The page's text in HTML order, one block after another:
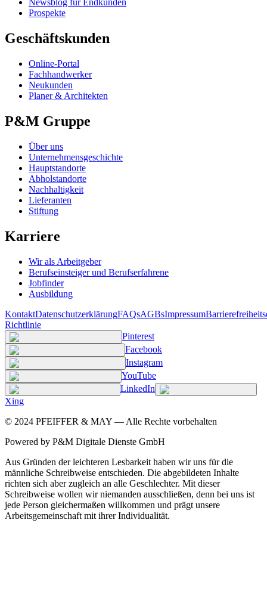
Newsblog für Endkunden
Prospekte
Geschäftskunden
Online-Portal
Fachhandwerker
Neukunden
Planer & Architekten
P&M Gruppe
Über uns
Unternehmensgeschichte
Hauptstandorte
Abholstandorte
Nachhaltigkeit
Lieferanten
Stiftung
Karriere
Wir als Arbeitgeber
Berufseinsteiger und Berufserfahrene
Jobfinder
Ausbildung
KontaktDatenschutzerklärungFAQsAGBsImpressum
Richtlinie
Pinterest
Facebook
Instagram
YouTube
LinkedIn
Xing
© 2024 PFEIFFER & MAY — Alle Rechte vorbehalten
Powered by P&M Digitale Dienste GmbH
Aus Gründen der leichteren Lesbarkeit haben wir uns für die
männliche Schreibweise entschieden. Die abgebildeten Inhalte
richten sich aber zugleich an alle Geschlechter. Mit dieser
Schreibweise wollen wir niemanden ausschließen, denn bei uns ist
jede Person gleichermaßen willkommen und prägt unsere
Arbeitsgemeinschaft mit ihrer Individualität.